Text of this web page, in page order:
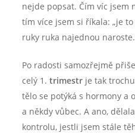
nejde popsat. Čím víc jsem
tím více jsem si říkala: „je
ruky ruka najednou
Po radosti samozřejmě
celý 1. trimestrje tak trochu
tělo se potýká s hormony a
a někdy vůbec. A ano,
kontrolu, jestli jsem stále